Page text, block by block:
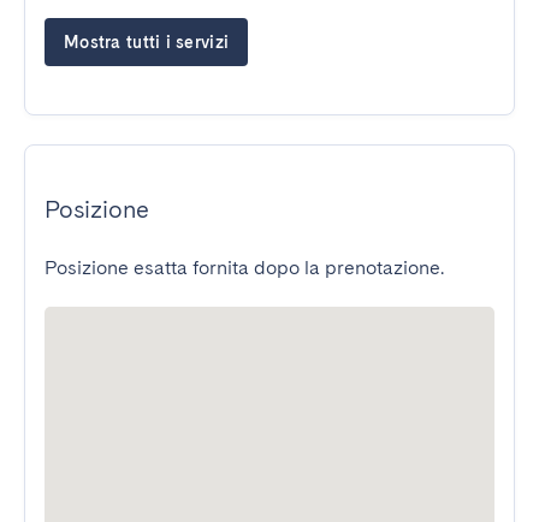
Mostra tutti i servizi
Posizione
Posizione esatta fornita dopo la prenotazione.